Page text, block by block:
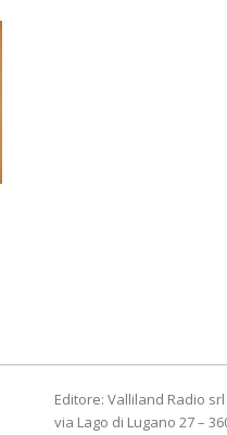
Editore: Valliland Radio srl
via Lago di Lugano 27 –